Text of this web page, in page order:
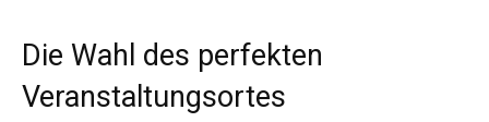
Die Wahl des perfekten
Veranstaltungsortes